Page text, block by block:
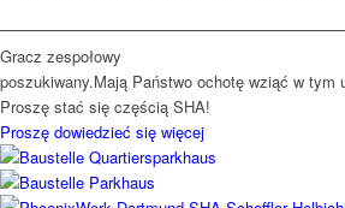
Gracz zespołowy
poszukiwany.Mają Państwo ochotę wziąć w tym
Proszę stać się częścią SHA!
Proszę dowiedzieć się więcej